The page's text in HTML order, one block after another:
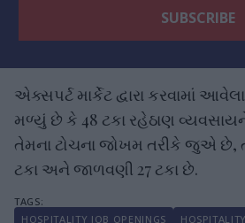
એક્સપર્ટ માર્કેટ દ્વારા કરવામાં
મળ્યું છે કે 48 ટકા રહેઠાણ વ્યવસાયને
તેમના ટોચના જોખમ તરીકે જુએ છે,
ટકા અને જાળવણી 27 ટકા છે.
HOSPITALITY JOB OPENINGS